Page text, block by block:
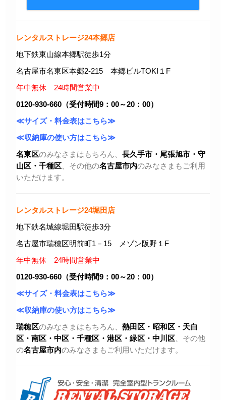
レンタルストレージ24本郷店
地下鉄東山線本郷駅徒歩1分
名古屋市名東区本郷2-215 本郷ビルTOKI１F
年中無休 24時間営業中
0120-930-660（受付時間9：00～20：00）
≪サイズ・料金表はこちら≫
≪収納庫の使い方はこちら≫
名東区のみなさまはもちろん、 長久手市・尾張旭市 ・守
山区・千種区 、その他の名古屋市内のみなさまもご利用
いただけます。
レンタルストレージ24堀田店
地下鉄名城線堀田駅徒歩3分
名古屋市瑞穂区明前町1－15 メゾン阪野１F
年中無休 24時間営業中
0120-930-660（受付時間9：00～20：00）
≪サイズ・料金表はこちら≫
≪収納庫の使い方はこちら≫
瑞穂区のみなさまはもちろん、 熱田区・昭和区・天白
区・ 南区・中区・千種区・港区・緑区・中川区 、その他
の名古屋市内のみなさまもご利用いただけます。